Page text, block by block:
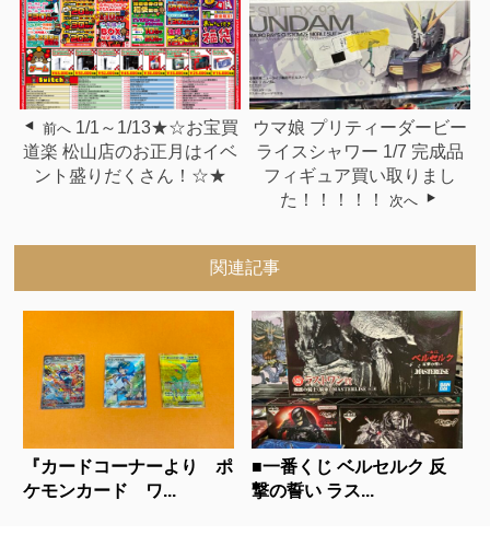
前へ 1/1～1/13★☆お宝買
道楽 松山店のお正月はイベ
ント盛りだくさん！☆★
ウマ娘 プリティーダービー
ライスシャワー 1/7 完成品
フィギュア買い取りまし
た！！！！！
次へ
関連記事
『カードコーナーより ポ
ケモンカード ワ...
■一番くじ ベルセルク 反
撃の誓い ラス...